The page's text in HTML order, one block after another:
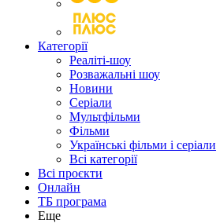
Категорії
Реаліті-шоу
Розважальні шоу
Новини
Серіали
Мультфільми
Фільми
Українські фільми і серіали
Всі категорії
Всі проєкти
Онлайн
ТБ програма
Еще